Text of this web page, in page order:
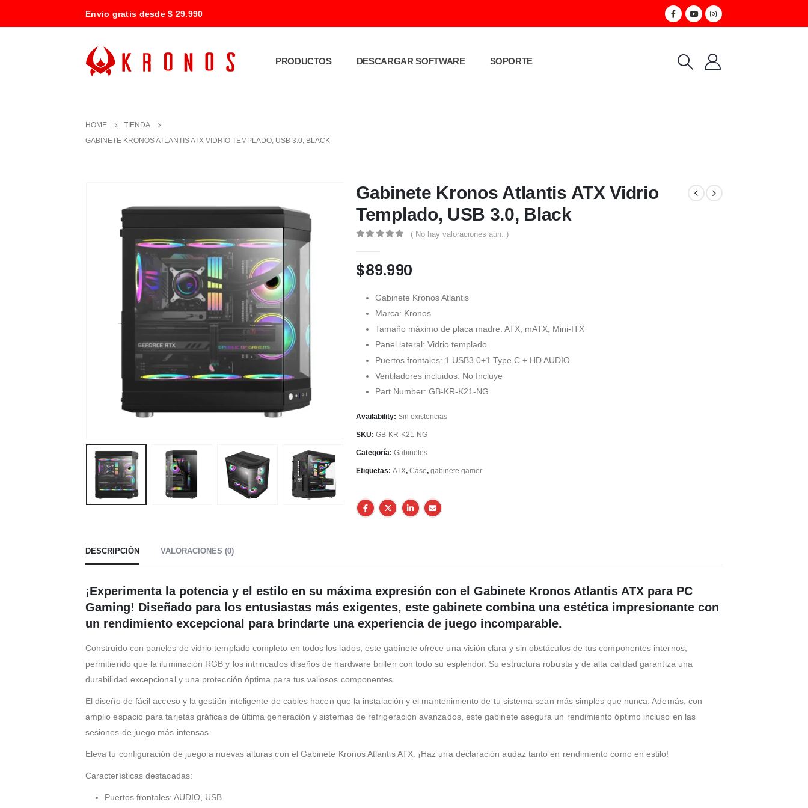
Envio gratis desde $ 29.990
PRODUCTOS DESCARGAR SOFTWARE SOPORTE
HOME
TIENDA
GABINETE KRONOS ATLANTIS ATX VIDRIO TEMPLADO, USB 3.0, BLACK
Gabinete Kronos Atlantis ATX Vidrio
Templado, USB 3.0, Black
( No hay valoraciones aún. )
$89.990
Gabinete Kronos Atlantis
Marca: Kronos
Tamaño máximo de placa madre: ATX, mATX, Mini-ITX
Panel lateral: Vidrio templado
Puertos frontales: 1 USB3.0+1 Type C + HD AUDIO
Ventiladores incluidos: No Incluye
Part Number: GB-KR-K21-NG
Availability: Sin existencias
SKU: GB-KR-K21-NG
Categoría: Gabinetes
Etiquetas: ATX, Case, gabinete gamer
DESCRIPCIÓN VALORACIONES (0)
¡Experimenta la potencia y el estilo en su máxima expresión con el Gabinete Kronos Atlantis ATX para PC
Gaming! Diseñado para los entusiastas más exigentes, este gabinete combina una estética impresionante con
un rendimiento excepcional para brindarte una experiencia de juego incomparable.
Construido con paneles de vidrio templado completo en todos los lados, este gabinete ofrece una visión clara y sin obstáculos de tus componentes internos,
permitiendo que la iluminación RGB y los intrincados diseños de hardware brillen con todo su esplendor. Su estructura robusta y de alta calidad garantiza una
durabilidad excepcional y una protección óptima para tus valiosos componentes.
El diseño de fácil acceso y la gestión inteligente de cables hacen que la instalación y el mantenimiento de tu sistema sean más simples que nunca. Además, con
amplio espacio para tarjetas gráficas de última generación y sistemas de refrigeración avanzados, este gabinete asegura un rendimiento óptimo incluso en las
sesiones de juego más intensas.
Eleva tu configuración de juego a nuevas alturas con el Gabinete Kronos Atlantis ATX. ¡Haz una declaración audaz tanto en rendimiento como en estilo!
Características destacadas:
Puertos frontales: AUDIO, USB